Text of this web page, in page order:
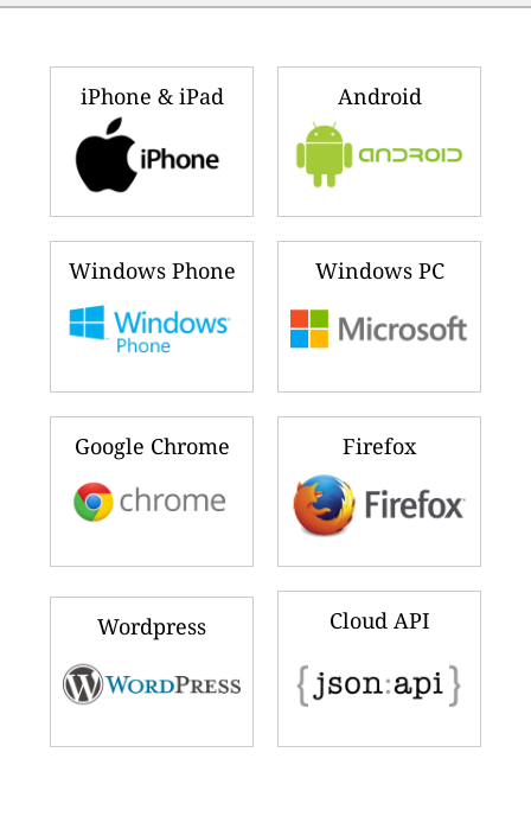
iPhone & iPad Android
Windows Phone Windows PC
Google Chrome Firefox
Wordpress Cloud API